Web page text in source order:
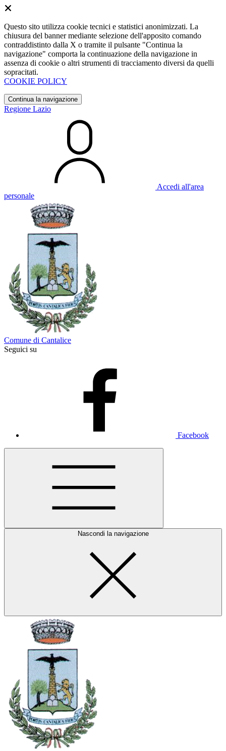
Questo sito utilizza cookie tecnici e statistici anonimizzati. La
chiusura del banner mediante selezione dell'apposito comando
contraddistinto dalla X o tramite il pulsante "Continua la
navigazione" comporta la continuazione della navigazione in
assenza di cookie o altri strumenti di tracciamento diversi da quelli
sopracitati.
COOKIE POLICY
Continua la navigazione
Regione Lazio
Accedi all'area
personale
Comune di Cantalice
Seguici su
Facebook
Nascondi la navigazione